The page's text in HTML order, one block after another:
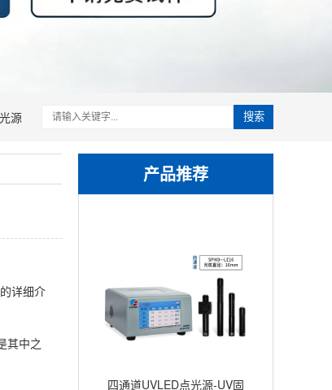
源 搜索
产品推荐
四通道UVLED点光源-UV固
详细介
其中之